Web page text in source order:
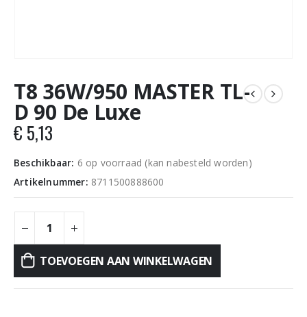
T8 36W/950 MASTER TL-
D 90 De Luxe
€ 5,13
Beschikbaar: 6 op voorraad (kan nabesteld worden)
Artikelnummer: 8711500888600
TOEVOEGEN AAN WINKELWAGEN